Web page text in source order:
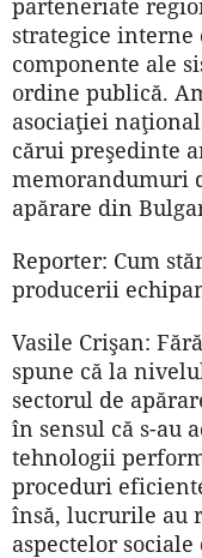
parteneriate
strategice interne
componente ale
ordine publică.
asociaţiei
cărui preşedinte
memorandumuri
apărare din
Reporter: Cum
producerii
Vasile Crişan:
spune că la
sectorul de
în sensul că s-au
tehnologii
proceduri
însă, lucrurile au
aspectelor